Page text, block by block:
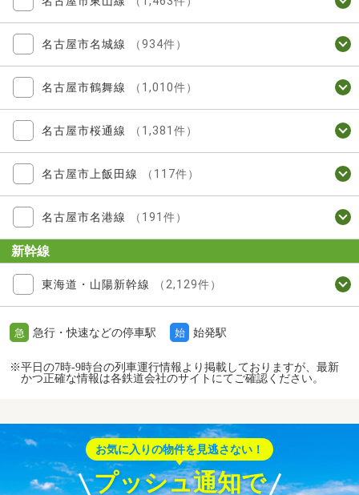
名古屋市名城線 （934件）
名古屋市鶴舞線 （1,010件）
名古屋市桜通線 （1,381件）
名古屋市上飯田線 （117件）
名古屋市名港線 （191件）
新幹線
東海道・山陽新幹線 （2,129件）
急 急行・快速などの停車駅 始 始発駅
※平日の7時-9時台の列車運行情報より掲載しておりますが、最新
かつ正確な情報は各鉄道会社のサイトにてご確認ください。
お気に入りの物件を見逃さない！
プッシュ通知で